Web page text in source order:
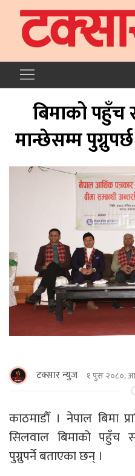
बिमाको
मान्छेसम्म
टक्सार न्युज १ पुस २०८०,
काठमाडौँ । नेपाल बिमा
सिलवाल बिमाको पहुँच
पुग्नुपर्ने बताएका छन् ।